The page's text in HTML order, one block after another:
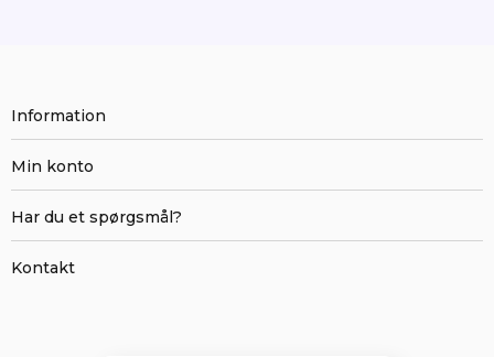
Information
Min konto
Har du et spørgsmål?
Kontakt